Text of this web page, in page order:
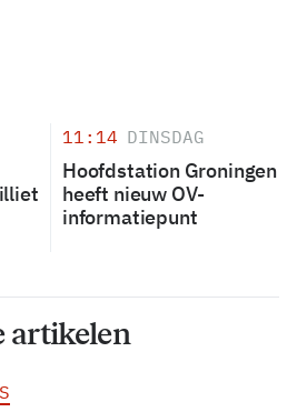
11:14 DINSDAG
Hoofdstation Groningen
heeft nieuw OV-
informatiepunt
artikelen